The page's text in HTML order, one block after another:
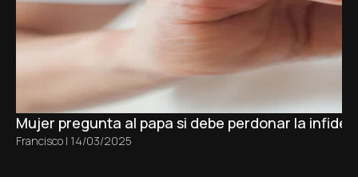
Mujer pregunta al papa si debe perdonar la
Francisco | 14/03/2025